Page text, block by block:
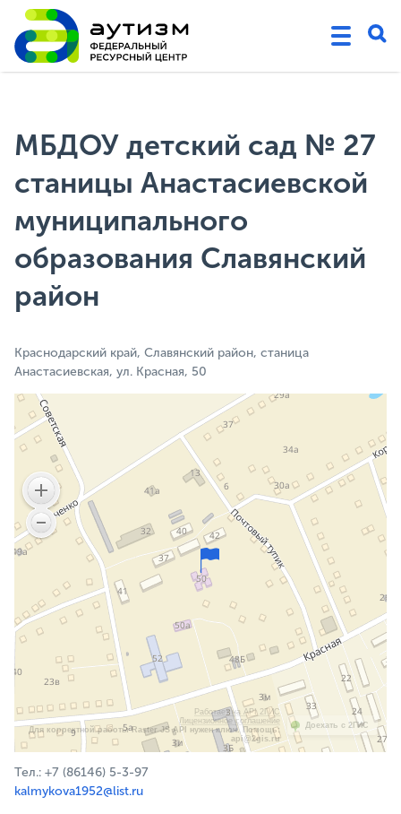
МБДОУ детский сад № 27
станицы Анастасиевской
муниципального
образования Славянский
район
Краснодарский край, Славянский район, станица
Анастасиевская, ул. Красная, 50
Работает на API 2ГИС
Лицензионное соглашение
Для корректной работы Raster JS API нужен ключ. Помощь:
api@2gis.ru
Доехать с 2ГИС
Тел.: +7 (86146) 5-3-97
kalmykova1952@list.ru